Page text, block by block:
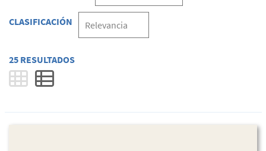
CLASIFICACIÓN
25 RESULTADOS